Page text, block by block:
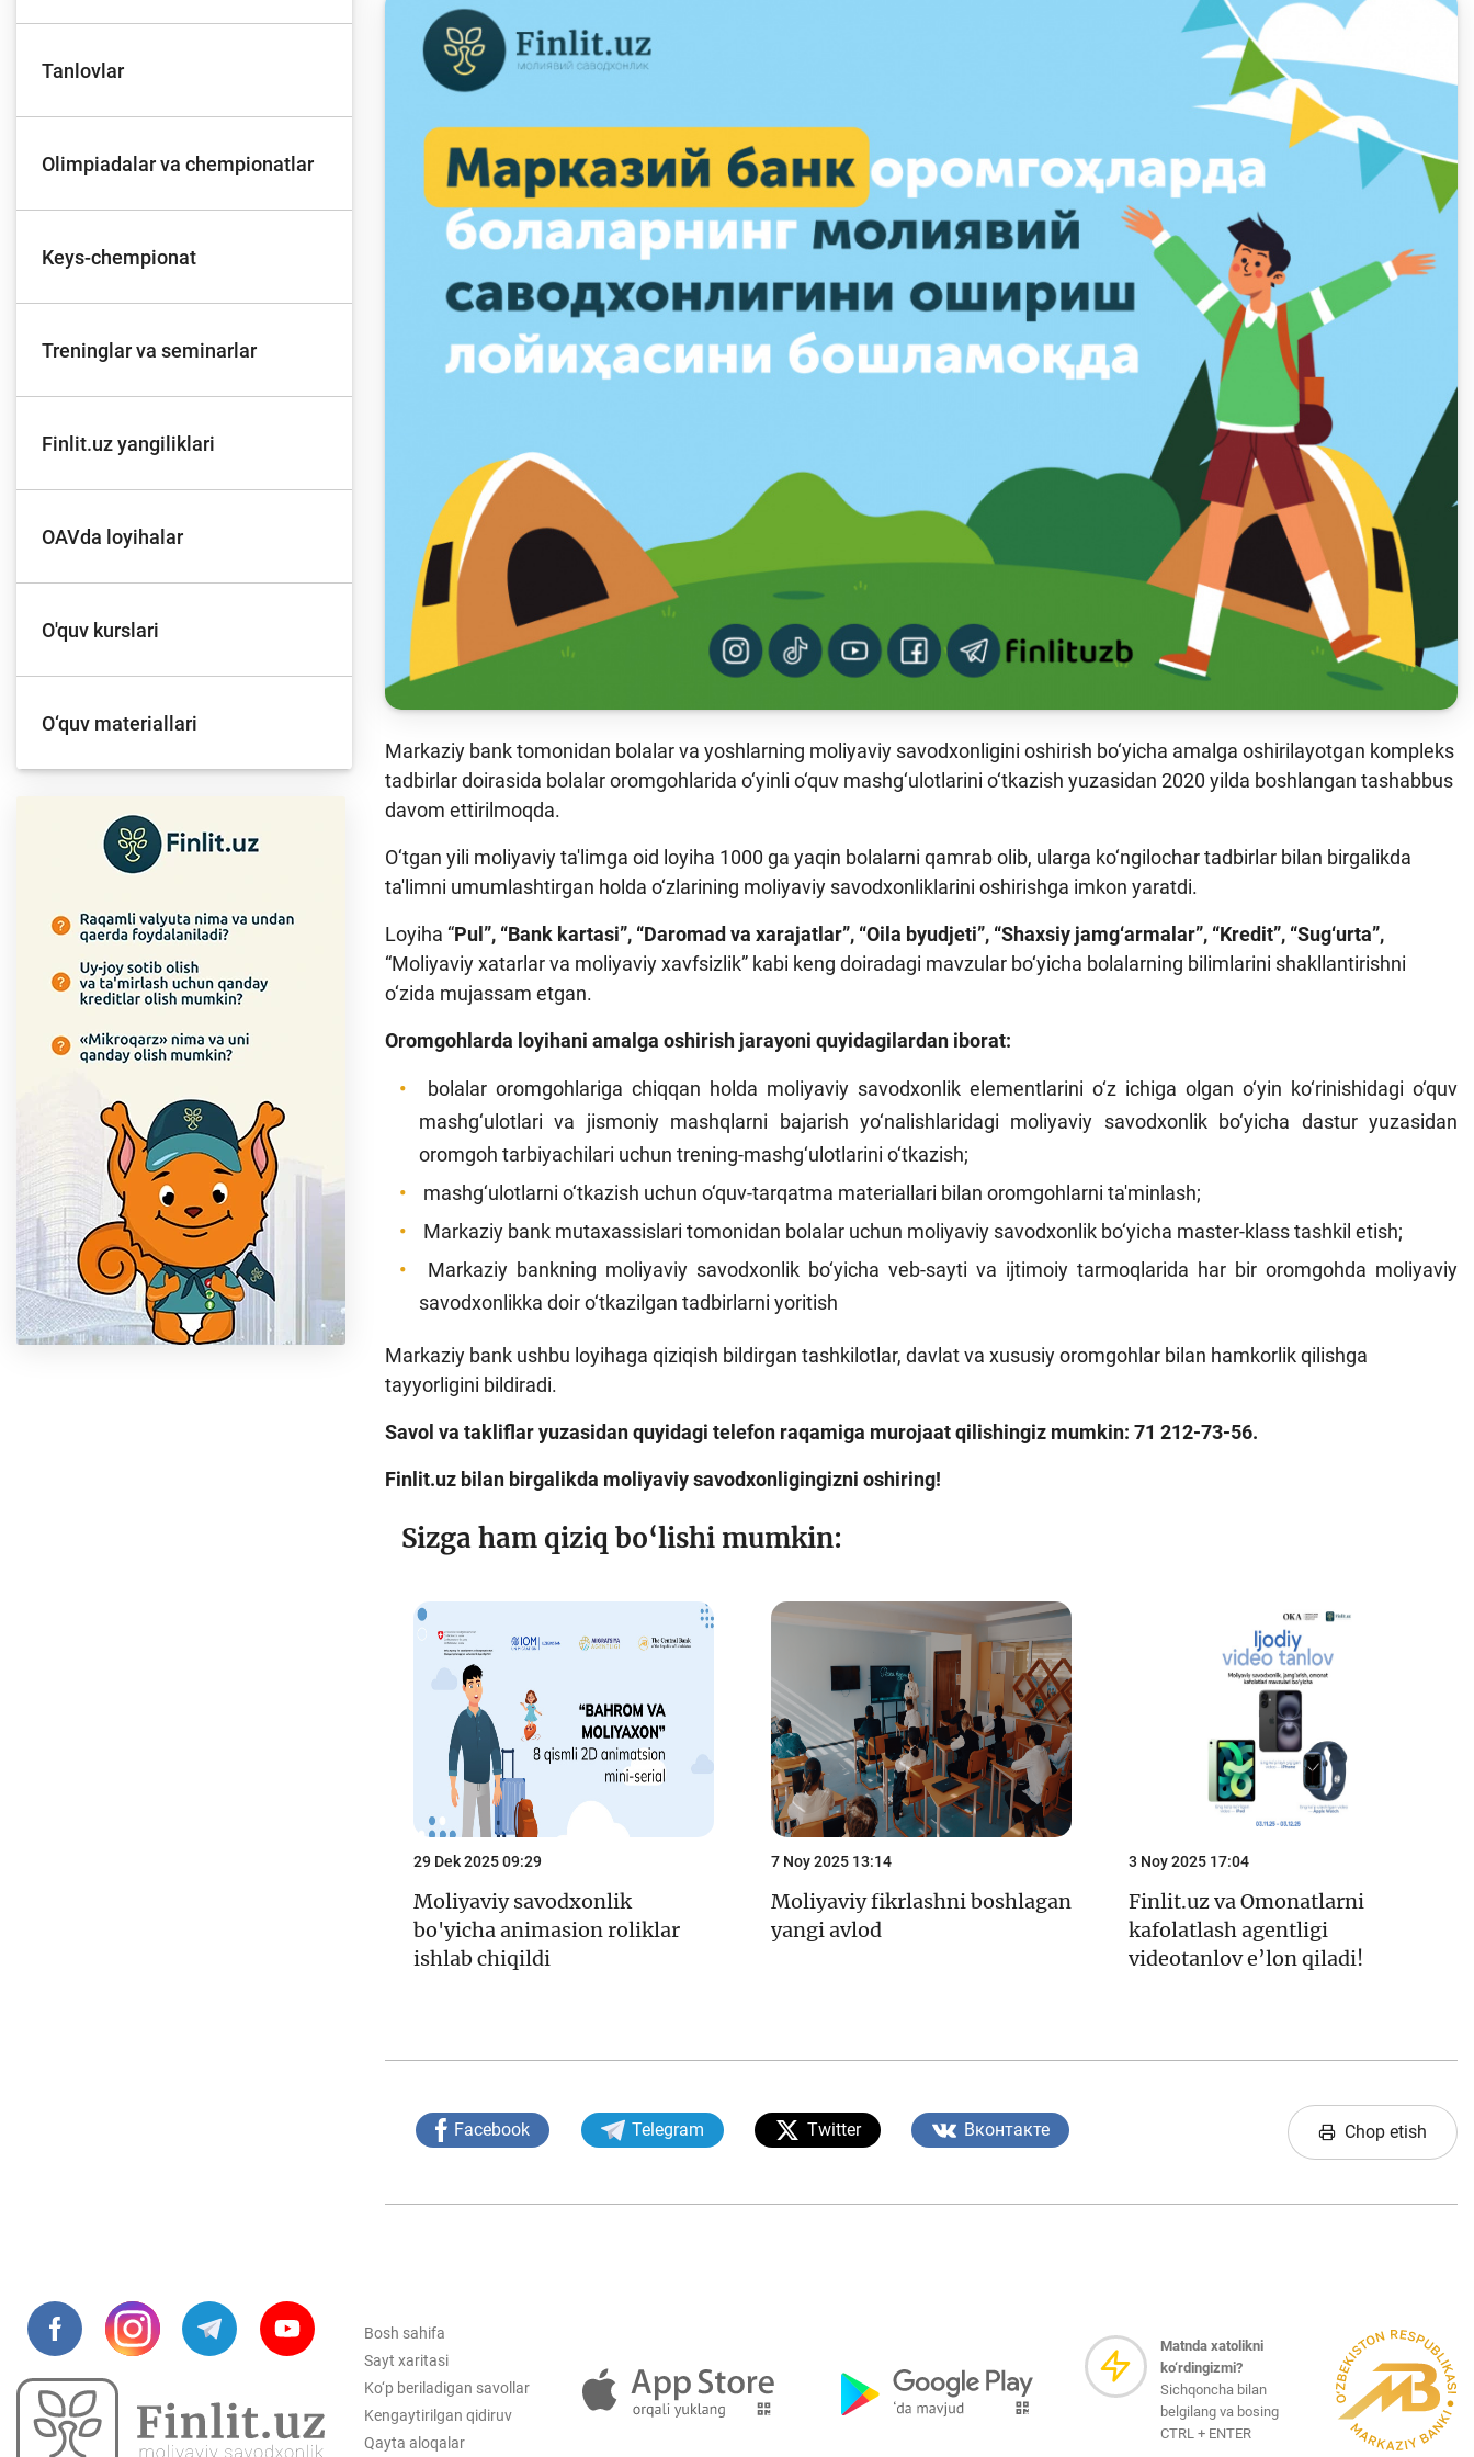
To'lov va o'tkazmalar Moliya bozori
Moliyaviy xavfsizlik
Bank xizmatlari
iste'molchilari
huquqlari
Kichik va oʻrta biznes
vakillari uchun onlayn
oʻquv dastur
uchun
Olimpiadalar va chempionatlar
Keys-chempionat
Treninglar va seminarlar
Finlit.uz yangiliklari
OAVda loyihalar
O'quv kurslari
O‘quv materiallari
Interaktiv xizmatlar
Fotogalereya
Loyiha haqida
Kengaytirilgan qidiruv
Sayt xaritasi
Tanlovlar
Olimpiadalar va chempionatlar
Keys-chempionat
Treninglar va seminarlar
Finlit.uz yangiliklari
OAVda loyihalar
O'quv kurslari
O‘quv materiallari
Markaziy bank tomonidan bolalar va yoshlarning moliyaviy savodxonligini oshirish bo‘yicha amalga oshirilayotgan kompleks
tadbirlar doirasida bolalar oromgohlarida o‘yinli o‘quv mashg‘ulotlarini o‘tkazish yuzasidan 2020 yilda boshlangan tashabbus
davom ettirilmoqda.
O‘tgan yili moliyaviy ta'limga oid loyiha 1000 ga yaqin bolalarni qamrab olib, ularga ko‘ngilochar tadbirlar bilan birgalikda
ta'limni umumlashtirgan holda o‘zlarining moliyaviy savodxonliklarini oshirishga imkon yaratdi.
Loyiha “Pul”, “Bank kartasi”, “Daromad va xarajatlar”, “Oila byudjeti”, “Shaxsiy jamg‘armalar”, “Kredit”, “Sug‘urta”,
“Moliyaviy xatarlar va moliyaviy xavfsizlik” kabi keng doiradagi mavzular bo‘yicha bolalarning bilimlarini shakllantirishni
o‘zida mujassam etgan.
Oromgohlarda loyihani amalga oshirish jarayoni quyidagilardan iborat:
bolalar oromgohlariga chiqqan holda moliyaviy savodxonlik elementlarini o‘z ichiga olgan o‘yin ko‘rinishidagi o‘quv
mashg‘ulotlari va jismoniy mashqlarni bajarish yo‘nalishlaridagi moliyaviy savodxonlik bo‘yicha dastur yuzasidan
oromgoh tarbiyachilari uchun trening-mashg‘ulotlarini o‘tkazish;
mashg‘ulotlarni o‘tkazish uchun o‘quv-tarqatma materiallari bilan oromgohlarni ta'minlash;
Markaziy bank mutaxassislari tomonidan bolalar uchun moliyaviy savodxonlik bo‘yicha master-klass tashkil etish;
Markaziy bankning moliyaviy savodxonlik bo‘yicha veb-sayti va ijtimoiy tarmoqlarida har bir oromgohda moliyaviy
savodxonlikka doir o‘tkazilgan tadbirlarni yoritish
Markaziy bank ushbu loyihaga qiziqish bildirgan tashkilotlar, davlat va xususiy oromgohlar bilan hamkorlik qilishga
tayyorligini bildiradi.
Savol va takliflar yuzasidan quyidagi telefon raqamiga murojaat qilishingiz mumkin: 71 212-73-56.
Finlit.uz bilan birgalikda moliyaviy savodxonligingizni oshiring!
Sizga ham qiziq bo‘lishi mumkin:
29 Dek 2025 09:29
Moliyaviy savodxonlik
bo'yicha animasion roliklar
ishlab chiqildi
7 Noy 2025 13:14
Moliyaviy fikrlashni boshlagan
yangi avlod
3 Noy 2025 17:04
Finlit.uz va Omonatlarni
kafolatlash agentligi
videotanlov e’lon qiladi!
Facebook Telegram Twitter Вконтакте Chop etish
Bosh sahifa
Sayt xaritasi
Ko‘p beriladigan savollar
Kengaytirilgan qidiruv
Qayta aloqalar
Matnda xatolikni
ko‘rdingizmi?
Sichqoncha bilan
belgilang va bosing
CTRL + ENTER